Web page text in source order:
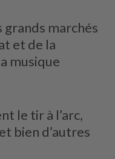
grands marchés
et de la
musique
le tir à l’arc,
bien d’autres